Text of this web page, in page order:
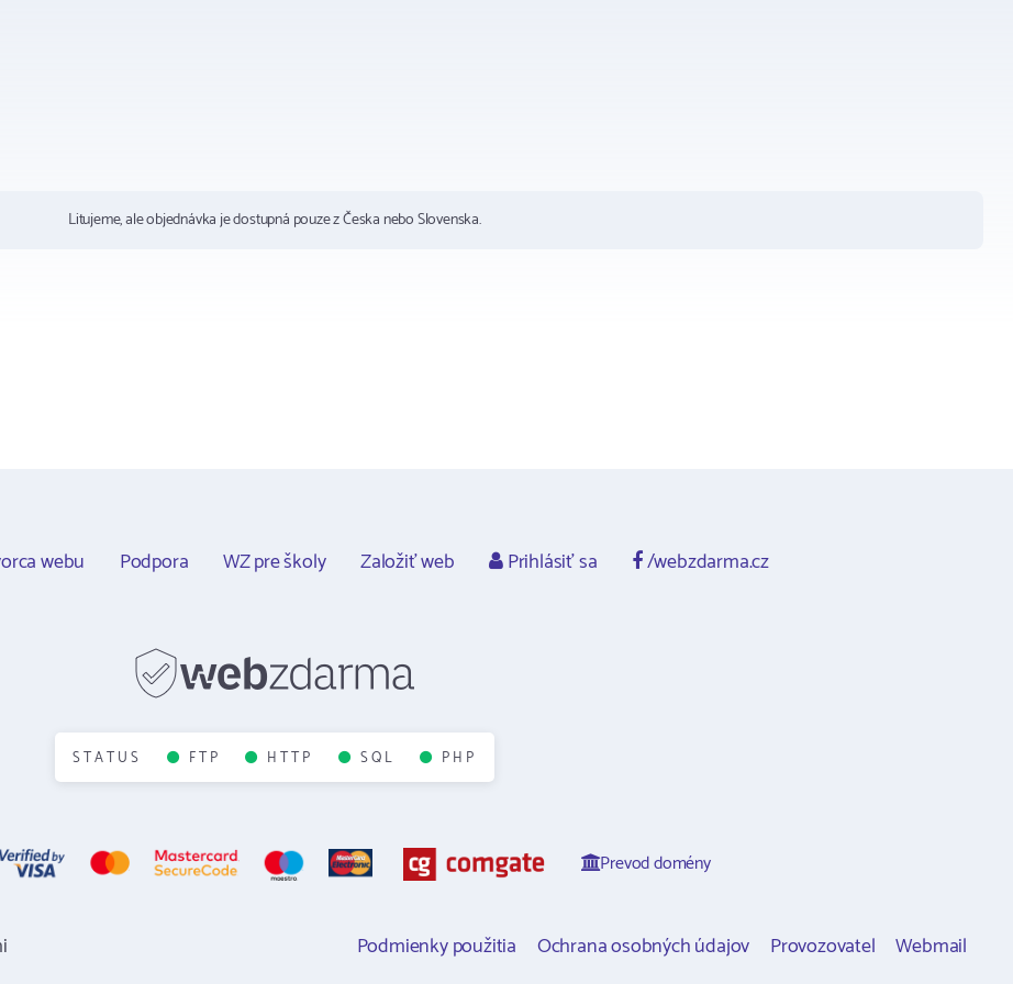
Litujeme, ale objednávka je dostupná pouze z Česka nebo Slovenska.
webu Podpora WZ pre školy Založiť web Prihlásiť sa /webzdarma.cz
STATUS FTP HTTP SQL PHP
Prevod domény
Podmienky použitia Ochrana osobných údajov Provozovatel Webmail